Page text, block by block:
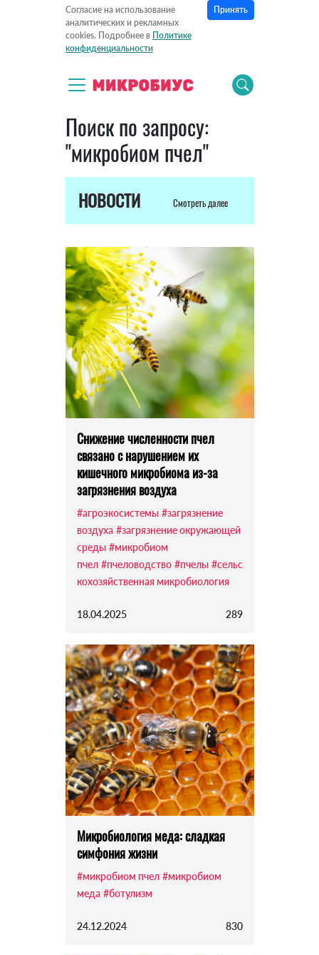
Согласие на использование
аналитических и рекламных
cookies. Подробнее в Политике
конфиденциальности
Принять
Поиск по запросу:
"микробиом пчел"
НОВОСТИ Смотреть далее
Снижение численности пчел
связано с нарушением их
кишечного микробиома из-за
загрязнения воздуха
#агроэкосистемы #загрязнение
воздуха #загрязнение окружающей
среды #микробиом
пчел #пчеловодство #пчелы #сельс
кохозяйственная микробиология
18.04.2025 289
Микробиология меда: сладкая
симфония жизни
#микробиом пчел #микробиом
меда #ботулизм
24.12.2024 830